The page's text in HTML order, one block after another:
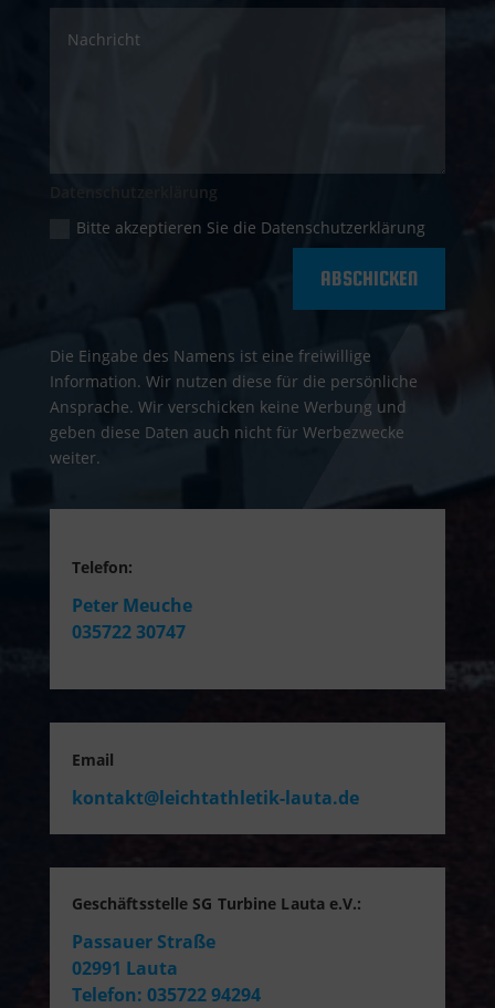
Datenschutzerklärung
Bitte akzeptieren Sie die Datenschutzerklärung
ABSCHICKEN
Die Eingabe des Namens ist eine freiwillige
Information. Wir nutzen diese für die persönliche
Ansprache. Wir verschicken keine Werbung und
geben diese Daten auch nicht für Werbezwecke
weiter.
Telefon:
Peter Meuche
035722 30747
Email
kontakt@leichtathletik-lauta.de
Geschäftsstelle SG Turbine Lauta e.V.:
Passauer Straße
02991 Lauta
Telefon: 035722 94294